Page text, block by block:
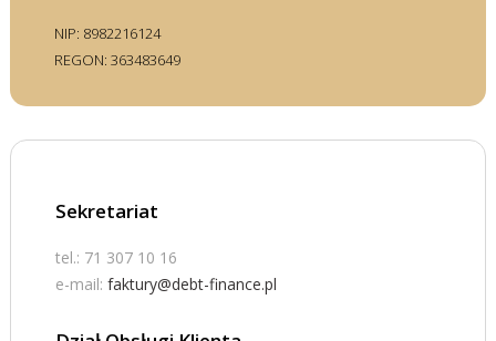
NIP: 8982216124
REGON: 363483649
Sekretariat
tel.: 71 307 10 16
e-mail: faktury@debt-finance.pl